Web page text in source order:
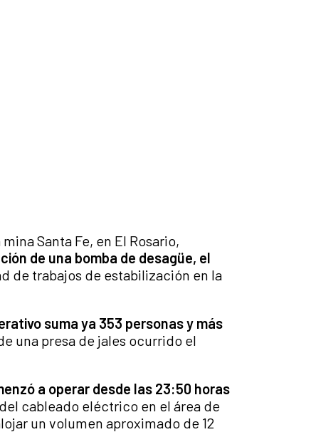
Santa Fe, en El Rosario,
de una bomba de desagüe, el
de trabajos de estabilización en la
suma ya 353 personas y más
una presa de jales ocurrido el
a operar desde las 23:50 horas
cableado eléctrico en el área de
un volumen aproximado de 12